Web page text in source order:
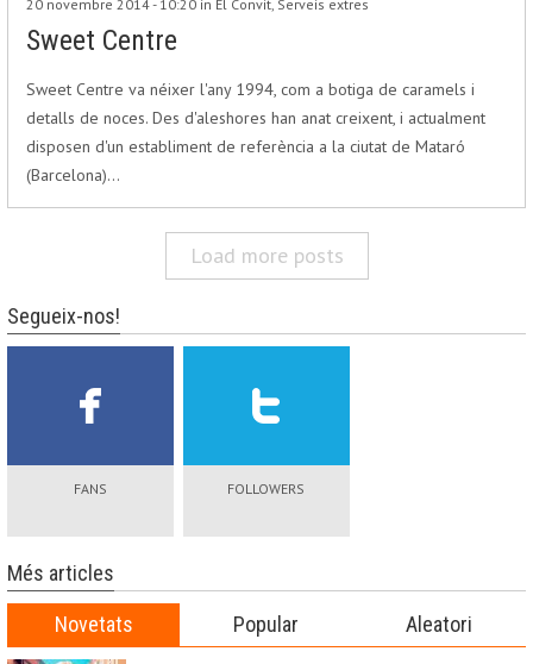
20 novembre 2014 - 10:20 in El Convit, Serveis extres
Sweet Centre
Sweet Centre va néixer l'any 1994, com a botiga de caramels i
detalls de noces. Des d'aleshores han anat creixent, i actualment
disposen d'un establiment de referència a la ciutat de Mataró
(Barcelona)…
Load more posts
Segueix-nos!
FANS FOLLOWERS
Més articles
Novetats Popular Aleatori